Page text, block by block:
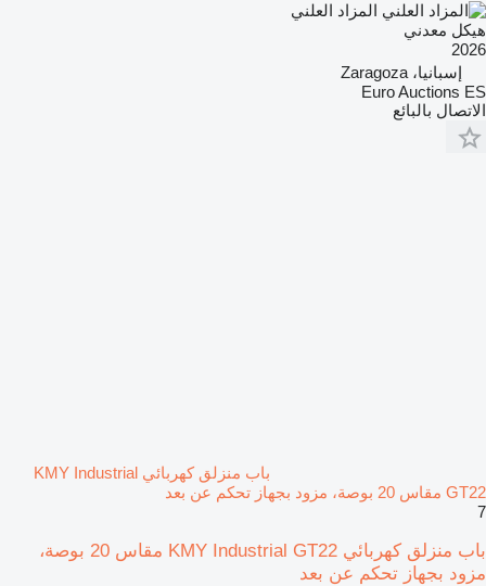
المزاد العلني
هيكل معدني
2026
إسبانيا، Zaragoza
Euro Auctions ES
الاتصال بالبائع
باب منزلق كهربائي KMY Industrial
GT22 مقاس 20 بوصة، مزود بجهاز تحكم عن بعد
7
باب منزلق كهربائي KMY Industrial GT22 مقاس 20 بوصة،
مزود بجهاز تحكم عن بعد